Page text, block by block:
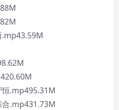
.mp495.31M
.mp431.73M